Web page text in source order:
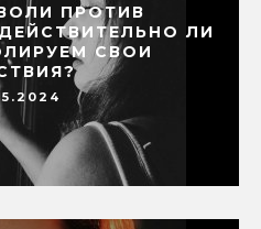
ПРОТИВ
ЛИ
СВОИ